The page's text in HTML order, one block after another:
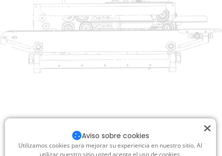
Enlace de ayuda
Productos
Solución
Distribuidor
Acerca de
nosotros
Productos
TraySealer
Envasadora de termoformado
Sistemas de cierre de bolsas
Ensacadora automática
Selladora de cartón
Máquina de embalaje retráctil
No. 2 Dawei Road, Gaoxiang
Zona Industrial, Wenzhou, Zhejiang, China
Aviso sobre cookies
Utilizamos cookies para mejorar su experiencia en nuestro sitio. Al
utilizar nuestro sitio usted acepta el uso de cookies.